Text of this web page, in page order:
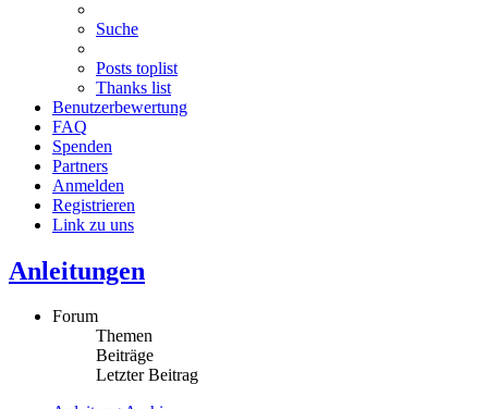
Suche
Posts toplist
Thanks list
Benutzerbewertung
FAQ
Spenden
Partners
Anmelden
Registrieren
Link zu uns
Anleitungen
Forum
Themen
Beiträge
Letzter Beitrag